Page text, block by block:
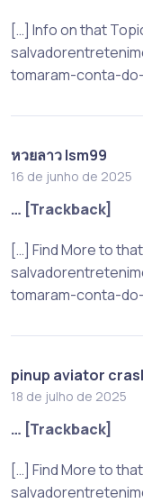
[…] Info on that
tomaram-conta-
หวยลาว lsm99
16 de junho de 2025
… [Trackback]
[…] Find More to
tomaram-conta-
pinup aviator
18 de julho de 2025
… [Trackback]
[…] Find More to